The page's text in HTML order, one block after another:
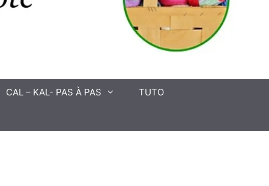
CAL – KAL- PAS À PAS TUTO